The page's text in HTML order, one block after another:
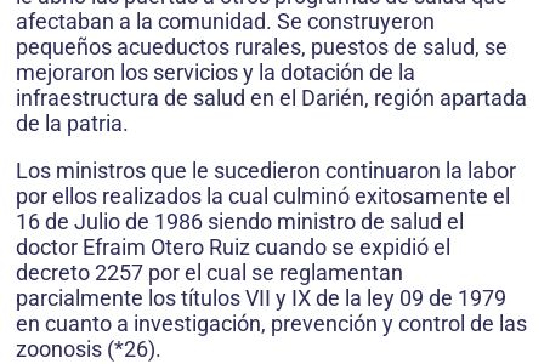
afectaban a la comunidad. Se construyeron
pequeños acueductos rurales, puestos de salud, se
mejoraron los servicios y la dotación de la
infraestructura de salud en el Darién, región apartada
de la patria.
Los ministros que le sucedieron continuaron la labor
por ellos realizados la cual culminó exitosamente el
16 de Julio de 1986 siendo ministro de salud el
doctor Efraim Otero Ruiz cuando se expidió el
decreto 2257 por el cual se reglamentan
parcialmente los títulos VII y IX de la ley 09 de 1979
en cuanto a investigación, prevención y control de las
zoonosis (*26).